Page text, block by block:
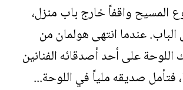
المسيح واقفاً خارج باب منزل،
عندما انتهى هولمان من
على أحد أصدقائه الفنانين
فتأمل صديقه ملياً في اللوحة...